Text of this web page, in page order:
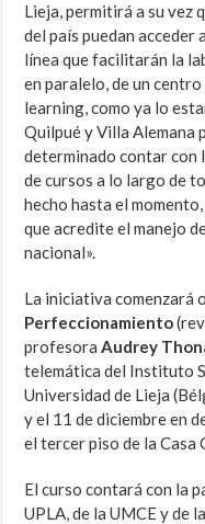
Lieja, permitirá a su vez
del país puedan acceder
línea que facilitarán la
en paralelo, de un
learning, como ya lo
Quilpué y Villa Alemana
determinado contar con
de cursos a lo largo de
hecho hasta el
que acredite el manejo
nacional».
La iniciativa comenzará
Perfeccionamiento
profesoraAudrey
telemática del Instituto
Universidad de Lieja
y el 11 de diciembre en
el tercer piso de la Casa
El curso contará con la
UPLA, de la UMCE y de